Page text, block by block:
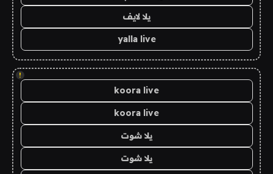
يلا لايف
yalla live
!
koora live
koora live
يلا شوت
يلا شوت